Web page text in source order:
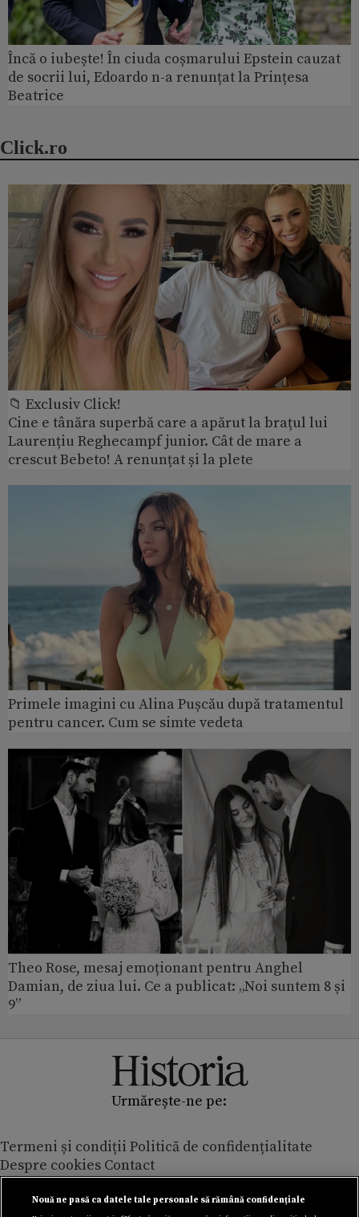
Încă o iubește! În ciuda coșmarului Epstein cauzat
de socrii lui, Edoardo n-a renunțat la Prințesa
Beatrice
Click.ro
📁 Exclusiv Click!
Cine e tânăra superbă care a apărut la brațul lui
Laurențiu Reghecampf junior. Cât de mare a
crescut Bebeto! A renunțat și la plete
Primele imagini cu Alina Pușcău după tratamentul
pentru cancer. Cum se simte vedeta
Theo Rose, mesaj emoționant pentru Anghel
Damian, de ziua lui. Ce a publicat: „Noi suntem 8 și
9”
Urmărește-ne pe:
Termeni și condiții Politică de confidențialitate
Despre cookies Contact
Modifică preferințe pentru confidențialitate
© Toate drepturile rezervate Adevarul Holding 2026
Nouă ne pasă ca datele tale personale să rămână confidențiale